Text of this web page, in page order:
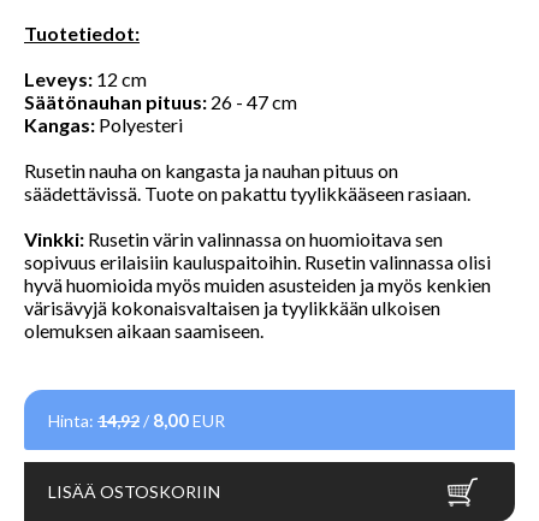
Tuotetiedot:
Leveys: 12 cm
Säätönauhan pituus: 26 - 47 cm
Kangas: Polyesteri
Rusetin nauha on kangasta ja nauhan pituus on
säädettävissä. Tuote on pakattu tyylikkääseen rasiaan.
Vinkki: Rusetin värin valinnassa on huomioitava sen
sopivuus erilaisiin kauluspaitoihin. Rusetin valinnassa olisi
hyvä huomioida myös muiden asusteiden ja myös kenkien
värisävyjä kokonaisvaltaisen ja tyylikkään ulkoisen
olemuksen aikaan saamiseen.
Hinta: 14,92/ 8,00EUR
LISÄÄ OSTOSKORIIN